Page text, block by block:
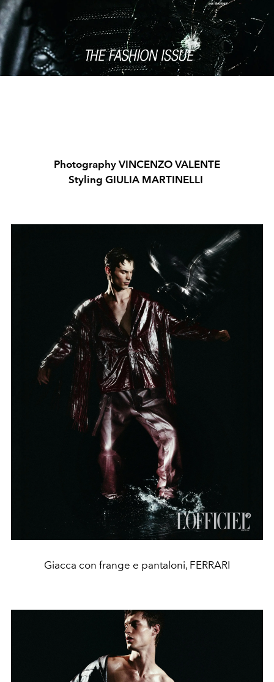
Photography VINCENZO VALENTE
Styling GIULIA MARTINELLI
Giacca con frange e pantaloni, FERRARI